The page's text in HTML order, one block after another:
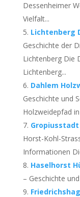
Dessenheimer
Vielfalt...
Lichtenberg
Geschichte der
Lichtenberg Die
Lichtenberg...
Dahlem
Geschichte und
Holzweidepfad
Horst-Kohl-
Informationen
Haselhorst
– Geschichte